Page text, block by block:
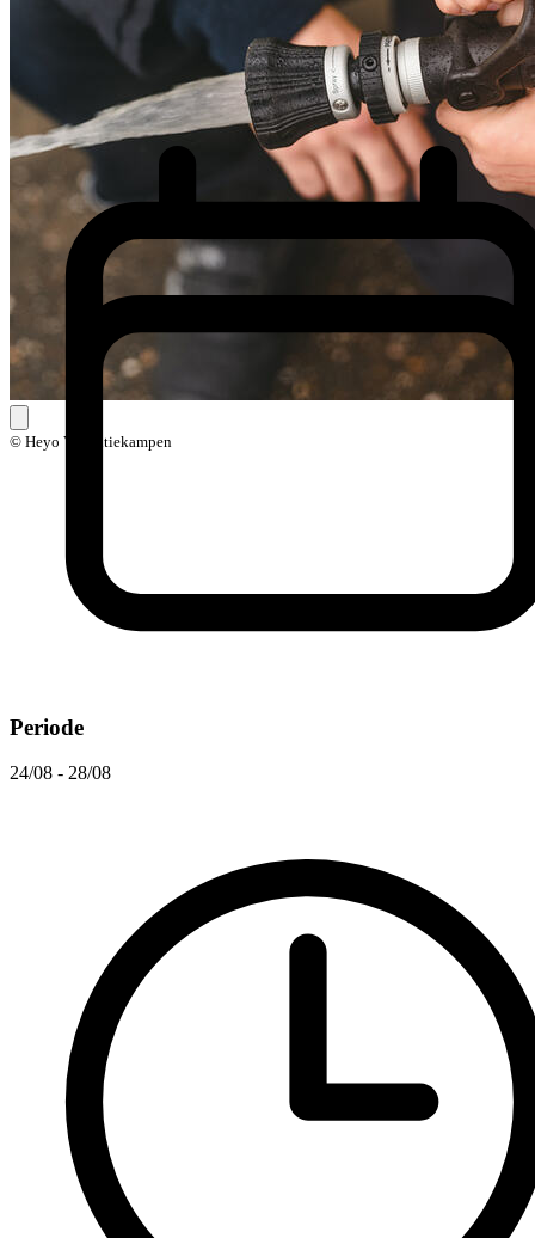
© Heyo Vakantiekampen
Periode
24/08 - 28/08